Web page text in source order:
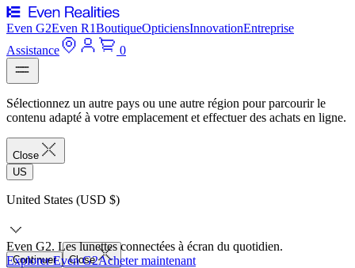
Even G2Even R1BoutiqueOpticiensInnovationEntreprise
Assistance
0
Sélectionnez un autre pays ou une autre région pour parcourir le
contenu adapté à votre emplacement et effectuer des achats en ligne.
Close
US
United States (USD $)
Continuer Close
Even G2. Les lunettes connectées à écran du quotidien.
Explorer Even G2Acheter maintenant